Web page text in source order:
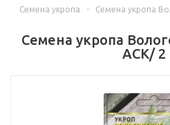
Семена укропа
- Семена укропа
Семена укропа
АСК/ 2